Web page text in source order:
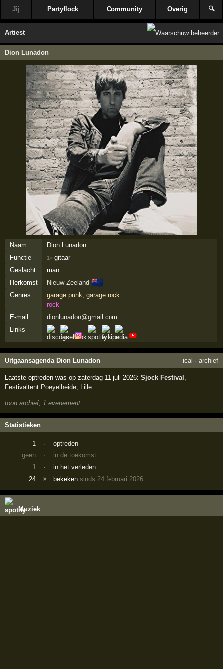
Jij Partyflock Community Overig 🔍
Artiest
Dion Lunadon
Naam
Dion Lunadon
Functie
1× gitaar
Geslacht
man
Herkomst
Nieuw-Zeeland 🇳🇿
Genres garage punk, garage rock
rock
E-mail
dionlunadon@gmail.com
Links
Uitgaansagenda Dion Lunadon ical · archief
Laatste optreden was op zaterdag 11 juli 2026:Sjock Festival
Festivaltent Poeyelheide
Lille
toon archief, 1 evenement
Statistieken
1 ·
optreden
geen
·
in de toekomst
1
·
in het verleden
24
× bekekensinds 24 februari 2026
Muziek